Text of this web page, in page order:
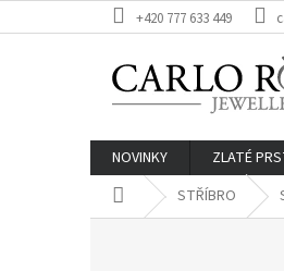
na
+420 777 633 449
NOVINKY ZLATÉ
Domů STŘÍBRO